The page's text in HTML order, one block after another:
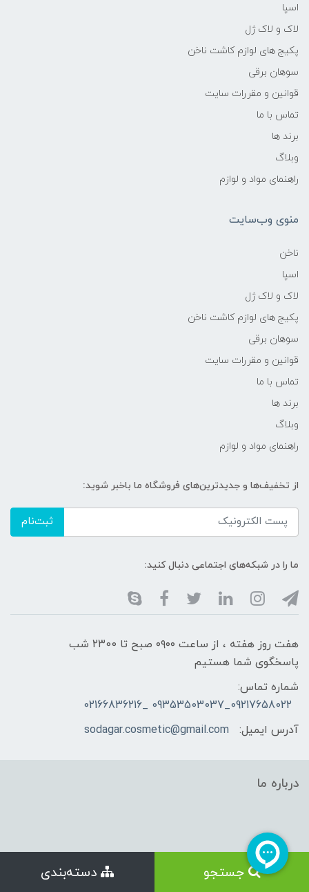
اسپا
لاک و لاک ژل
پکیج های لوازم کاشت ناخن
سوهان برقی
قوانین و مقررات سایت
تماس با ما
برند ها
وبلاگ
راهنمای مواد و لوازم
منوی وب‌سایت
ناخن
اسپا
لاک و لاک ژل
پکیج های لوازم کاشت ناخن
سوهان برقی
قوانین و مقررات سایت
تماس با ما
برند ها
وبلاگ
راهنمای مواد و لوازم
از تخفیف‌ها و جدیدترین‌های فروشگاه ما باخبر شوید:
ثبت‌نام
ما را در شبکه‌های اجتماعی دنبال کنید:
هفت روز هفته ، از ساعت ۰۹۰۰ صبح تا ۲۳00 شب
پاسخگوی شما هستیم
شماره تماس:
09217658022_09353503037 _02166836216
آدرس ایمیل:
sodagar.cosmetic@gmail.com
درباره ما
ساخت فروشگاه توسط سایت پرتال